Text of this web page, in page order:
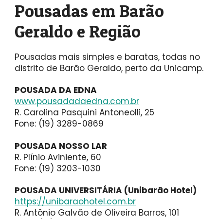
Pousadas em Barão
Geraldo e Região
Pousadas mais simples e baratas, todas no
distrito de Barão Geraldo, perto da Unicamp.
POUSADA DA EDNA
www.pousadadaedna.com.br
R. Carolina Pasquini Antoneolli, 25
Fone: (19) 3289-0869
POUSADA NOSSO LAR
R. Plínio Aviniente, 60
Fone: (19) 3203-1030
POUSADA UNIVERSITÁRIA (Unibarão Hotel)
https://unibaraohotel.com.br
R. Antônio Galvão de Oliveira Barros, 101